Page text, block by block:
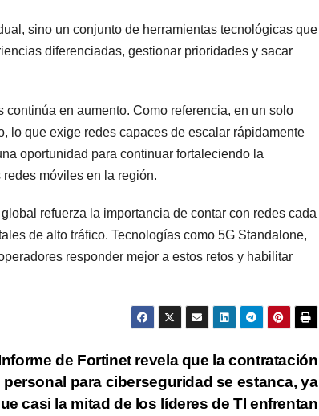
sino un conjunto de herramientas tecnológicas que
diferenciadas, gestionar prioridades y sacar
en aumento. Como referencia, en un solo
lo que exige redes capaces de escalar rápidamente
oportunidad para continuar fortaleciendo la
móviles en la región.
refuerza la importancia de contar con redes cada
de alto tráfico. Tecnologías como 5G Standalone,
responder mejor a estos retos y habilitar
de Fortinet revela que la contratación
personal para ciberseguridad se estanca, ya
casi la mitad de los líderes de TI enfrentan